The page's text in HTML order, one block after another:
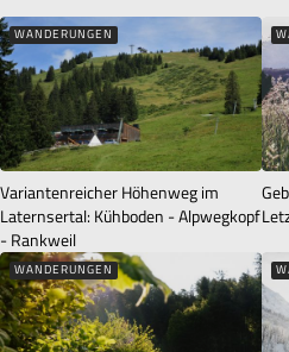
WANDERUNGEN
Variantenreicher Höhenweg im
Laternsertal: Kühboden - Alpwegkopf
- Rankweil
WANDERUNGEN